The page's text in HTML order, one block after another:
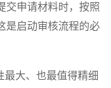
交申请材料时，按照
是启动审核流程的必
大、也最值得精细